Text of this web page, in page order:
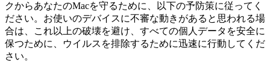
クからあなたのMacを守るために、以下の予防策に従ってく
ださい。お使いのデバイスに不審な動きがあると思われる場
合は、これ以上の破壊を避け、すべての個人データを安全に
保つために、ウイルスを排除するために迅速に行動してくだ
さい。